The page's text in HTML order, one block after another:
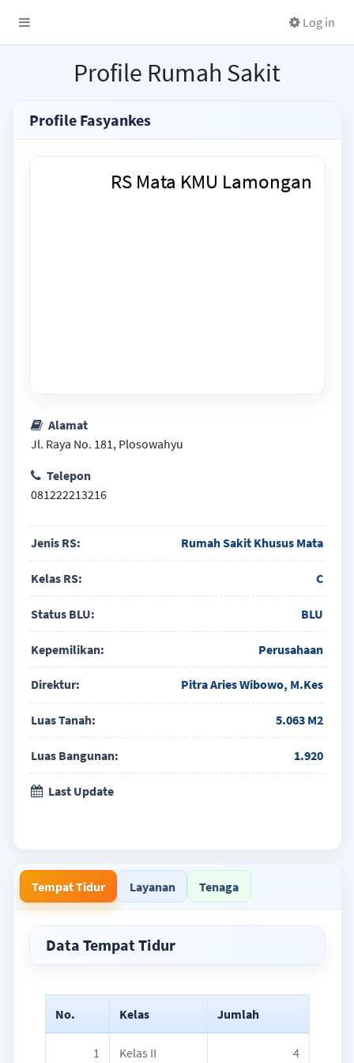
Log in
Profile Rumah Sakit
Profile Fasyankes
RS Mata KMU Lamongan
Alamat
Jl. Raya No. 181, Plosowahyu
Telepon
081222213216
Jenis RS: Rumah Sakit Khusus Mata
Kelas RS: C
Status BLU: BLU
Kepemilikan: Perusahaan
Direktur: Pitra Aries Wibowo, M.Kes
Luas Tanah: 5.063 M2
Luas Bangunan: 1.920
Last Update
Tempat Tidur Layanan Tenaga
Data Tempat Tidur
No. Kelas Jumlah
1 Kelas II 4